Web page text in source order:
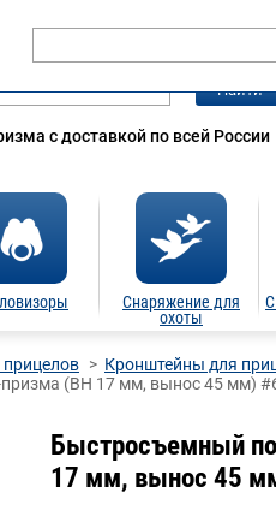
Найти
с доставкой по всей России
Снаряжение для
охоты
Кронштейны для
(BH 17 мм, вынос 45 мм)
Быстросъемный
17 мм, вынос 45